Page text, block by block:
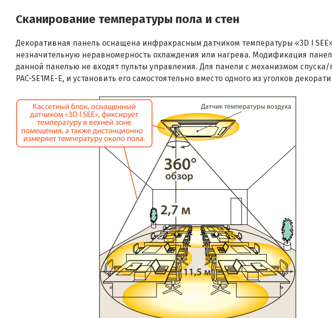
Сканирование температуры пола и стен
Декоративная панель оснащена инфракрасным датчиком температуры «3D I
незначительную неравномерность охлаждения или нагрева. Модификация
данной панелью не входят пульты управления. Для панели с механизмом
PAC-SE1ME-E, и установить его самостоятельно вместо одного из уголков